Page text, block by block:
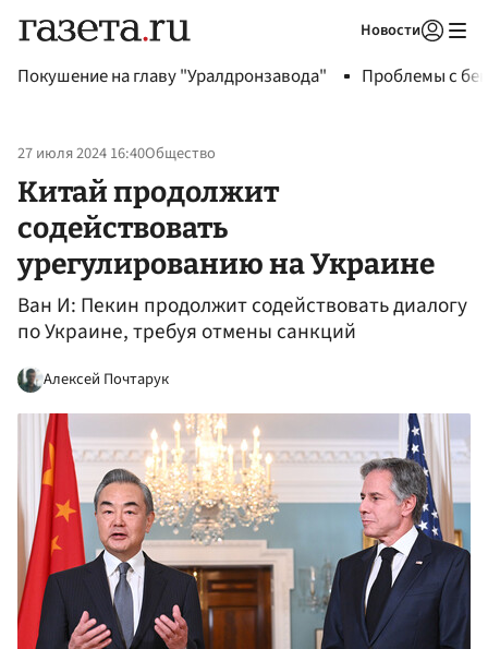
Новости
Покушение на главу "Уралдронзавода" Проблемы с
27 июля 2024 16:40Общество
Китай продолжит
содействовать
урегулированию на Украине
Ван И: Пекин продолжит содействовать диалогу
по Украине, требуя отмены санкций
Алексей Почтарук